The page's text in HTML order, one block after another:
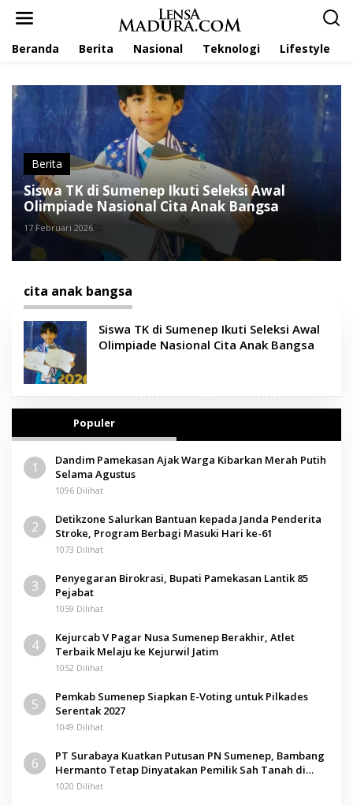
Beranda Berita Nasional Teknologi Lifestyle
Berita
Siswa TK di Sumenep Ikuti Seleksi Awal
Olimpiade Nasional Cita Anak Bangsa
17 Februari 2026
cita anak bangsa
Siswa TK di Sumenep Ikuti Seleksi Awal
Olimpiade Nasional Cita Anak Bangsa
Populer
1
Dandim Pamekasan Ajak Warga Kibarkan Merah Putih
Selama Agustus
1096 Dilihat
2
Detikzone Salurkan Bantuan kepada Janda Penderita
Stroke, Program Berbagi Masuki Hari ke-61
1073 Dilihat
3
Penyegaran Birokrasi, Bupati Pamekasan Lantik 85
Pejabat
1059 Dilihat
4
Kejurcab V Pagar Nusa Sumenep Berakhir, Atlet
Terbaik Melaju ke Kejurwil Jatim
1052 Dilihat
5
Pemkab Sumenep Siapkan E-Voting untuk Pilkades
Serentak 2027
1049 Dilihat
6
PT Surabaya Kuatkan Putusan PN Sumenep, Bambang
Hermanto Tetap Dinyatakan Pemilik Sah Tanah di
Pamolokan
1020 Dilihat